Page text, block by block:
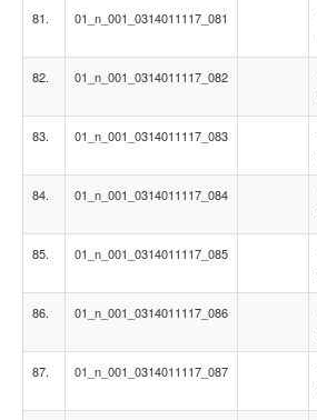
81. 01_n_001_0314011117_081
82. 01_n_001_0314011117_082
83. 01_n_001_0314011117_083
84. 01_n_001_0314011117_084
85. 01_n_001_0314011117_085
86. 01_n_001_0314011117_086
87. 01_n_001_0314011117_087